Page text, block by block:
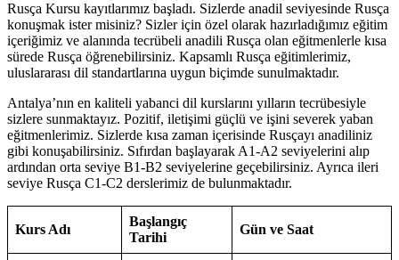
Rusça Kursu kayıtlarımız başladı. Sizlerde anadil seviyesinde Rusça
konuşmak ister misiniz? Sizler için özel olarak hazırladığımız eğitim
içeriğimiz ve alanında tecrübeli anadili Rusça olan eğitmenlerle kısa
sürede Rusça öğrenebilirsiniz. Kapsamlı Rusça eğitimlerimiz,
uluslararası dil standartlarına uygun biçimde sunulmaktadır.
Antalya’nın en kaliteli yabanci dil kurslarını yılların tecrübesiyle
sizlere sunmaktayız. Pozitif, iletişimi güçlü ve işini severek yaban
eğitmenlerimiz. Sizlerde kısa zaman içerisinde Rusçayı anadiliniz
gibi konuşabilirsiniz. Sıfırdan başlayarak A1-A2 seviyelerini alıp
ardından orta seviye B1-B2 seviyelerine geçebilirsiniz. Ayrıca ileri
seviye Rusça C1-C2 derslerimiz de bulunmaktadır.
Kurs Adı
Başlangıç
Tarihi
Gün ve Saat